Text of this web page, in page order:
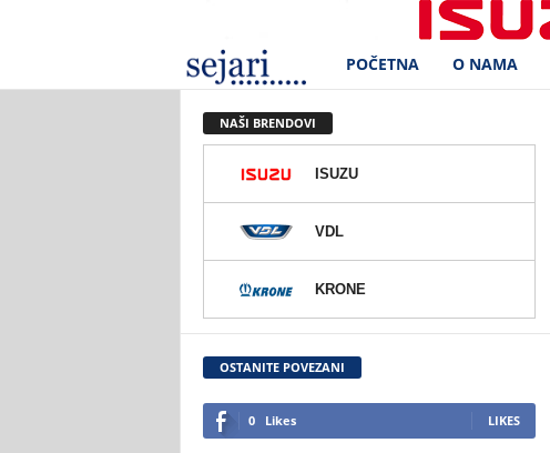
e
r
d
.
POČETNA O NAMA
NAŠI BRENDOVI
ISUZU
VDL
KRONE
OSTANITE POVEZANI
0 Likes LIKES